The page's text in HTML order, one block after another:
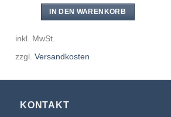
IN DEN WARENKORB
inkl. MwSt.
zzgl.Versandkosten
KONTAKT